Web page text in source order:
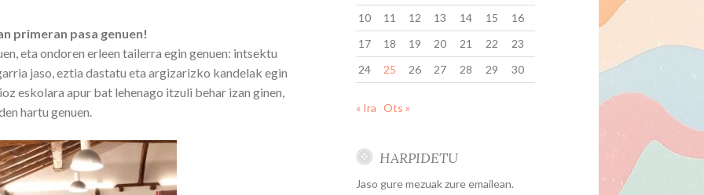
primeran pasa genuen!
eta ondoren erleen tailerra egin genuen: intsektu
jaso, eztia dastatu eta argizarizko kandelak egin
eskolara apur bat lehenago itzuli behar izan ginen,
hartu genuen.
10
11 12 13 14 15
16
17
18 19 20 21 22
23
24
25 26 27 28 29 30
« Ira Ots »
HARPIDETU
Jaso gure mezuak zure emailean.